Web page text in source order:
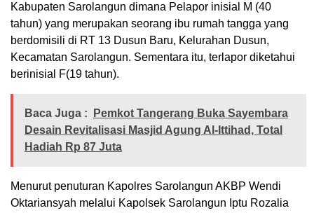
Kabupaten Sarolangun dimana Pelapor inisial M (40
tahun) yang merupakan seorang ibu rumah tangga yang
berdomisili di RT 13 Dusun Baru, Kelurahan Dusun,
Kecamatan Sarolangun. Sementara itu, terlapor diketahui
berinisial F(19 tahun).
Baca Juga :
Pemkot Tangerang Buka Sayembara
Desain Revitalisasi Masjid Agung Al-Ittihad, Total
Hadiah Rp 87 Juta
Menurut penuturan Kapolres Sarolangun AKBP Wendi
Oktariansyah melalui Kapolsek Sarolangun Iptu Rozalia